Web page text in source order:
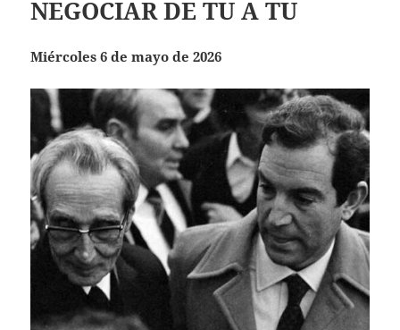
NEGOCIAR DE TU A TU
Miércoles 6 de mayo de 2026